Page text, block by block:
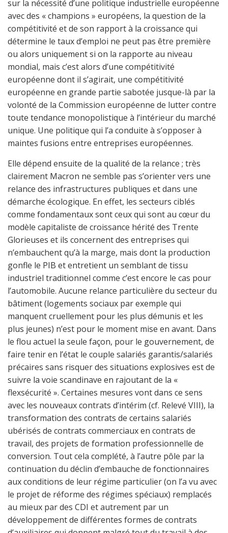
sur la nécessité d’une politique industrielle européenne
avec des « champions » européens, la question de la
compétitivité et de son rapport à la croissance qui
détermine le taux d’emploi ne peut pas être première
ou alors uniquement si on la rapporte au niveau
mondial, mais c’est alors d’une compétitivité
européenne dont il s’agirait, une compétitivité
européenne en grande partie sabotée jusque-là par la
volonté de la Commission européenne de lutter contre
toute tendance monopolistique à l’intérieur du marché
unique. Une politique qui l’a conduite à s’opposer à
maintes fusions entre entreprises européennes.
Elle dépend ensuite de la qualité de la relance ; très
clairement Macron ne semble pas s’orienter vers une
relance des infrastructures publiques et dans une
démarche écologique. En effet, les secteurs ciblés
comme fondamentaux sont ceux qui sont au cœur du
modèle capitaliste de croissance hérité des Trente
Glorieuses et ils concernent des entreprises qui
n’embauchent qu’à la marge, mais dont la production
gonfle le PIB et entretient un semblant de tissu
industriel traditionnel comme c’est encore le cas pour
l’automobile. Aucune relance particulière du secteur du
bâtiment (logements sociaux par exemple qui
manquent cruellement pour les plus démunis et les
plus jeunes) n’est pour le moment mise en avant. Dans
le flou actuel la seule façon, pour le gouvernement, de
faire tenir en l’état le couple salariés garantis/salariés
précaires sans risquer des situations explosives est de
suivre la voie scandinave en rajoutant de la «
flexsécurité ». Certaines mesures vont dans ce sens
avec les nouveaux contrats d’intérim (cf. Relevé VIII), la
transformation des contrats de certains salariés
ubérisés de contrats commerciaux en contrats de
travail, des projets de formation professionnelle de
conversion. Tout cela complété, à l’autre pôle par la
continuation du déclin d’embauche de fonctionnaires
aux conditions de leur régime particulier (on l’a vu avec
le projet de réforme des régimes spéciaux) remplacés
au mieux par des CDI et autrement par un
développement de différentes formes de contrats